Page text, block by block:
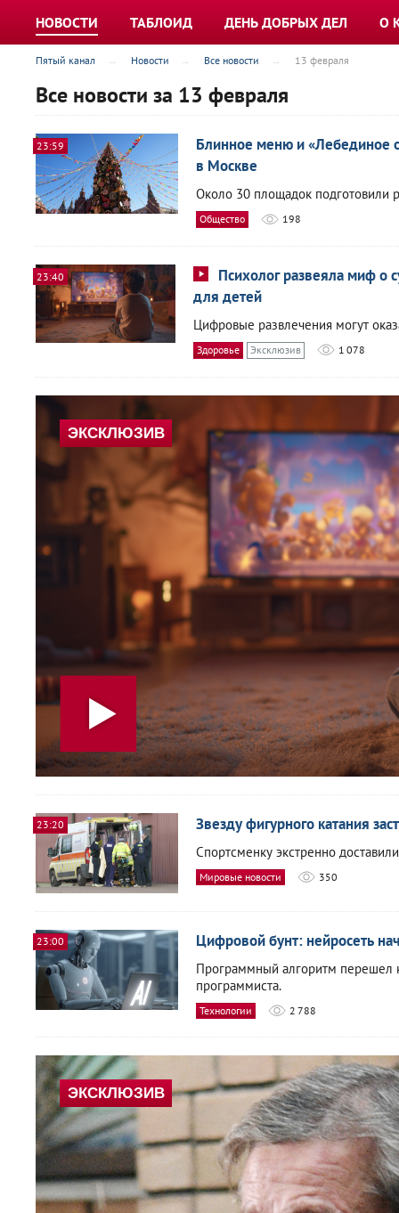
НОВОСТИ ТАБЛОИД ДЕНЬ ДОБРЫХ ДЕЛ О
Пятый канал Новости Все новости 13 февраля
Все новости за 13 февраля
23:59
Блинное меню и «Лебединое
в Москве
Около 30 площадок подготовили
Общество 198
23:40
Психолог развеяла миф о
для детей
Цифровые развлечения могут
Здоровье Эксклюзив 1 078
23:20 Звезду фигурного катания
Спортсменку экстренно
Мировые новости 350
23:00 Цифровой бунт: нейросеть
Программный алгоритм перешел
программиста.
Технологии 2 788